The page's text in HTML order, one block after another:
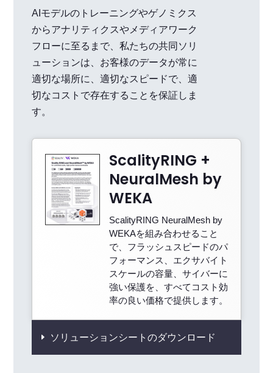
AIモデルのトレーニングやゲノミクス
からアナリティクスやメディアワーク
フローに至るまで、私たちの共同ソリ
ューションは、お客様のデータが常に
適切な場所に、適切なスピードで、適
切なコストで存在することを保証しま
す。
ScalityRING +
NeuralMesh by
WEKA
ScalityRING NeuralMesh by
WEKAを組み合わせること
で、フラッシュスピードのパ
フォーマンス、エクサバイト
スケールの容量、サイバーに
強い保護を、すべてコスト効
率の良い価格で提供します。
ソリューションシートのダウンロード